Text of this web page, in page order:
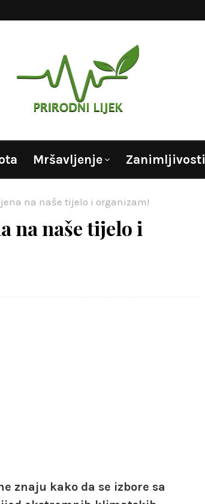
Mršavljenje Zanimljivosti
na naše tijelo i organizam!
na naše tijelo i
znaju kako da se izbore sa